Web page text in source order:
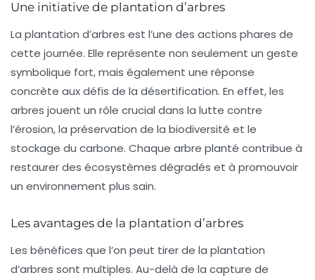
Une initiative de plantation d’arbres
La plantation d’arbres est l’une des actions phares de
cette journée. Elle représente non seulement un geste
symbolique fort, mais également une réponse
concrète aux défis de la désertification. En effet, les
arbres jouent un rôle crucial dans la lutte contre
l’érosion, la préservation de la biodiversité et le
stockage du carbone. Chaque arbre planté contribue à
restaurer des écosystèmes dégradés et à promouvoir
un environnement plus sain.
Les avantages de la plantation d’arbres
Les bénéfices que l’on peut tirer de la plantation
d’arbres sont multiples. Au-delà de la capture de